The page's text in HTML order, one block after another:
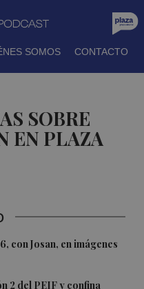
SOMOS CONTACTO
SOBRE
EN PLAZA
con Josan, en imágenes
2 del PEIF y confina